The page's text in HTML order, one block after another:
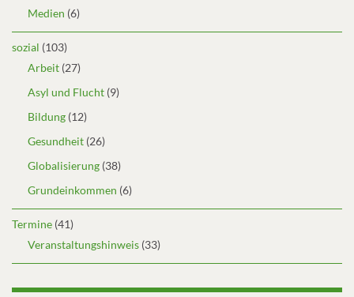
Medien (6)
sozial (103)
Arbeit (27)
Asyl und Flucht (9)
Bildung (12)
Gesundheit (26)
Globalisierung (38)
Grundeinkommen (6)
Termine (41)
Veranstaltungshinweis (33)